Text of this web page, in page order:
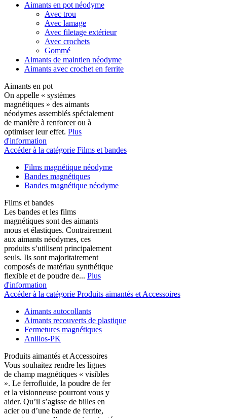
Aimants en pot néodyme
Avec trou
Avec lamage
Avec filetage extérieur
Avec crochets
Gommé
Aimants de maintien néodyme
Aimants avec crochet en ferrite
Aimants en pot
On appelle « systèmes
magnétiques » des aimants
néodymes assemblés spécialement
de manière à renforcer ou à
optimiser leur effet. Plus
d'information
Accéder à la catégorie Films et bandes
Films magnétique néodyme
Bandes magnétiques
Bandes magnétique néodyme
Films et bandes
Les bandes et les films
magnétiques sont des aimants
mous et élastiques. Contrairement
aux aimants néodymes, ces
produits s’utilisent principalement
seuls. Ils sont majoritairement
composés de matériau synthétique
flexible et de poudre de... Plus
d'information
Accéder à la catégorie Produits aimantés et Accessoires
Aimants autocollants
Aimants recouverts de plastique
Fermetures magnétiques
Anillos-PK
Produits aimantés et Accessoires
Vous souhaitez rendre les lignes
de champ magnétiques « visibles
». Le ferrofluide, la poudre de fer
et la visionneuse pourront vous y
aider. Qu’il s’agisse de billes en
acier ou d’une bande de ferrite,